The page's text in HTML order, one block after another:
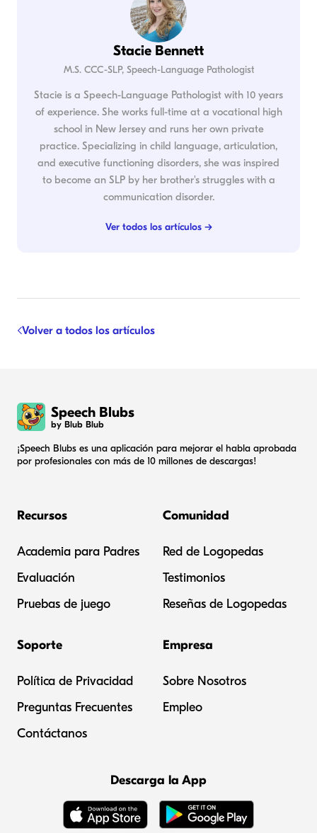
Stacie Bennett
M.S. CCC-SLP, Speech-Language Pathologist
Stacie is a Speech-Language Pathologist with 10 years
of experience. She works full-time at a vocational high
school in New Jersey and runs her own private
practice. Specializing in child language, articulation,
and executive functioning disorders, she was inspired
to become an SLP by her brother's struggles with a
communication disorder.
Ver todos los artículos →
Volver a todos los artículos
Speech Blubs
by Blub Blub
¡Speech Blubs es una aplicación para mejorar el habla aprobada
por profesionales con más de 10 millones de descargas!
Recursos
Academia para Padres
Evaluación
Pruebas de juego
Comunidad
Red de Logopedas
Testimonios
Reseñas de Logopedas
Soporte
Política de Privacidad
Preguntas Frecuentes
Contáctanos
Empresa
Sobre Nosotros
Empleo
Descarga la App